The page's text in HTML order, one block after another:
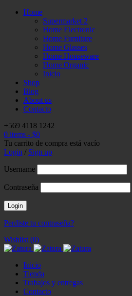
Home
Supermarket 2
Home Electronic
Home Furniture
Home Glasses
Home Houseware
Home Organic
Inicio
Shop
Blog
About us
Contacto
+569 4118 1242
0 items - $0
Tu carrito de compra está vacío
Login / Sign up
Username
Contraseña
Perdiste tu contraseña?
Wishlist (0)
Inicio
Tienda
Trabajos y entregas
Contacto